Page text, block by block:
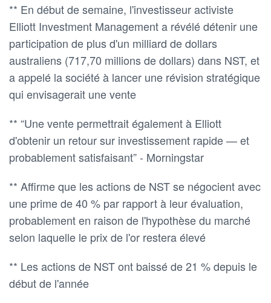
** En début de semaine, l'investisseur activiste
Elliott Investment Management a révélé détenir une
participation de plus d'un milliard de dollars
australiens (717,70 millions de dollars) dans NST, et
a appelé la société à lancer une révision stratégique
qui envisagerait une vente
** “Une vente permettrait également à Elliott
d'obtenir un retour sur investissement rapide — et
probablement satisfaisant” - Morningstar
** Affirme que les actions de NST se négocient avec
une prime de 40 % par rapport à leur évaluation,
probablement en raison de l'hypothèse du marché
selon laquelle le prix de l'or restera élevé
** Les actions de NST ont baissé de 21 % depuis le
début de l'année